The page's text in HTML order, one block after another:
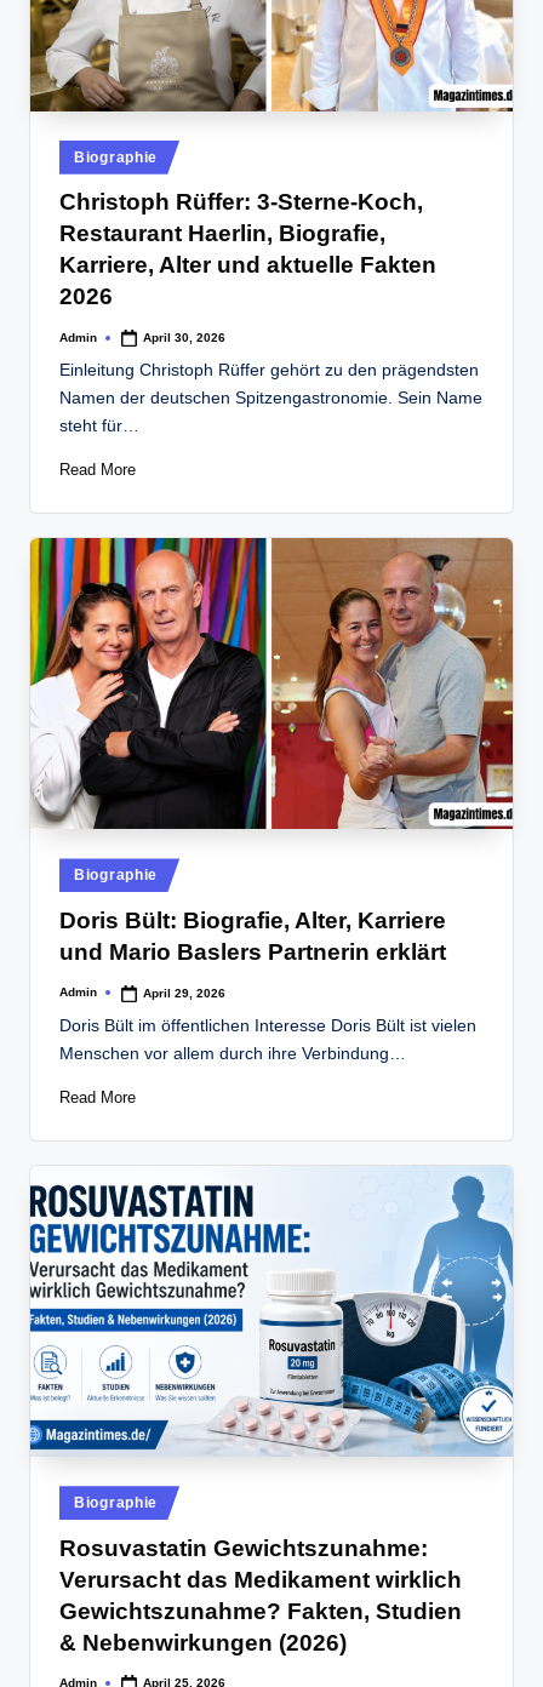
Posted
in
Biographie
Christoph Rüffer: 3-Sterne-Koch,
Restaurant Haerlin, Biografie,
Karriere, Alter und aktuelle Fakten
2026
Posted
Admin April 30, 2026
Einleitung Christoph Rüffer gehört zu den prägendsten
Namen der deutschen Spitzengastronomie. Sein Name
steht für…
Read More
Posted
in
Biographie
Doris Bült: Biografie, Alter, Karriere
und Mario Baslers Partnerin erklärt
Posted
Admin April 29, 2026
Doris Bült im öffentlichen Interesse Doris Bült ist vielen
Menschen vor allem durch ihre Verbindung…
Read More
Posted
in
Biographie
Rosuvastatin Gewichtszunahme:
Verursacht das Medikament wirklich
Gewichtszunahme? Fakten, Studien
& Nebenwirkungen (2026)
Admin April 25, 2026